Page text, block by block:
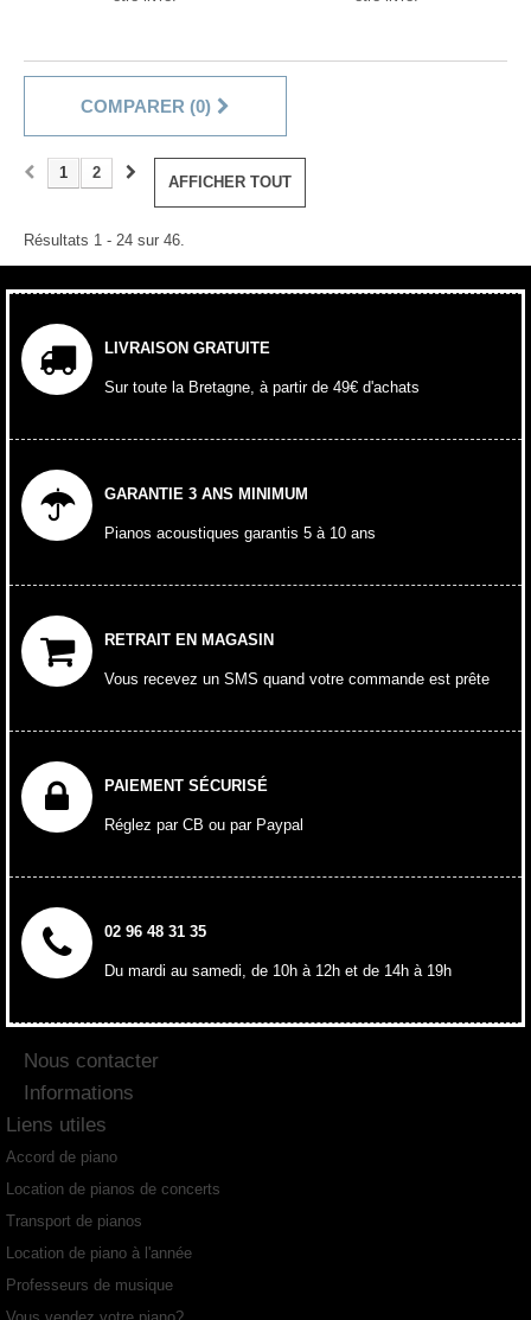
COMPARER (0)
AFFICHER TOUT
1 2
Résultats 1 - 24 sur 46.
LIVRAISON GRATUITE
Sur toute la Bretagne, à partir de 49€ d'achats
GARANTIE 3 ANS MINIMUM
Pianos acoustiques garantis 5 à 10 ans
RETRAIT EN MAGASIN
Vous recevez un SMS quand votre commande est prête
PAIEMENT SÉCURISÉ
Réglez par CB ou par Paypal
02 96 48 31 35
Du mardi au samedi, de 10h à 12h et de 14h à 19h
Nous contacter
Informations
Liens utiles
Accord de piano
Location de pianos de concerts
Transport de pianos
Location de piano à l'année
Professeurs de musique